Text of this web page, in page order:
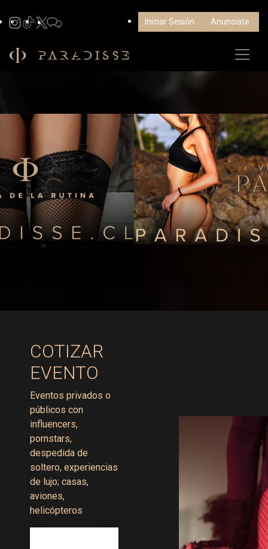
Iniciar Sesión Anunciate
COTIZAR
EVENTO
Eventos privados o
públicos con
influencers,
pornstars,
despedida de
soltero, experiencias
de lujo; casas,
aviones,
helicópteros